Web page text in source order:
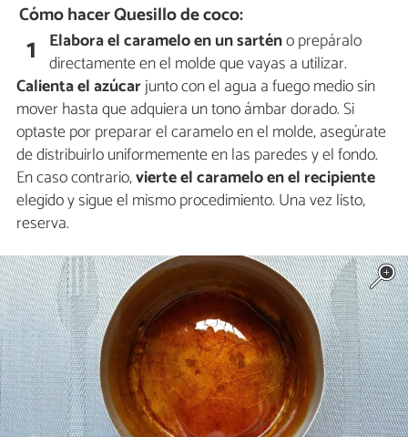
Cómo hacer Quesillo de coco:
1 Elabora el caramelo en un sarténo prepáralo
directamente en el molde que vayas a utilizar.
Calienta el azúcarjunto con el agua a fuego medio sin
mover hasta que adquiera un tono ámbar dorado. Si
optaste por preparar el caramelo en el molde, asegúrate
de distribuirlo uniformemente en las paredes y el fondo.
En caso contrario,vierte el caramelo en el recipiente
elegido y sigue el mismo procedimiento. Una vez listo,
reserva.